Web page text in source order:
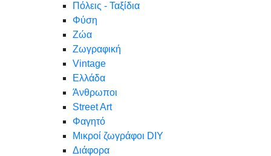
Πόλεις - Ταξίδια
Φύση
Ζώα
Ζωγραφική
Vintage
Ελλάδα
Άνθρωποι
Street Art
Φαγητό
Μικροί ζωγράφοι DIY
Διάφορα